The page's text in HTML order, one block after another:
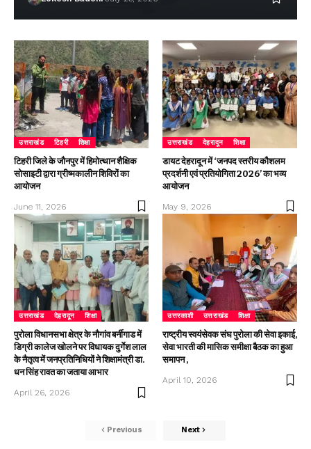
उत्तराखंड टिहरी शिक्षा
टिहरी जिले के जौनपुर में हिमोत्थान शैक्षिक
सोसाइटी द्वारा ग्रीष्मकालीन शिविरों का
आयोजन
June 11, 2026
उत्तराखंड देहरादून शिक्षा
डायट देहरादून में ‘जनपद स्तरीय कौशलम
प्रदर्शनी एवं प्रतियोगिता 2026’ का भव्य
आयोजन
May 9, 2026
उत्तराखंड देहरादून शिक्षा
पुरोला विधानसभा क्षेत्र के नौगांव बर्नीगाड में
डिग्री कालेज खोलने पर विधायक दुर्गेश लाल
के नैतृत्व में जनप्रतिनिधियों ने शिक्षामंत्री डा.
धन सिंह रावत का जताया आभार
April 26, 2026
उत्तरकाशी उत्तराखंड शिक्षा
राष्ट्रीय स्वयंसेवक संघ पुरोला की सेवा इकाई,
सेवा भारती की मासिक समीक्षा बैठक का हुआ
समापन ,
April 10, 2026
Previous Next